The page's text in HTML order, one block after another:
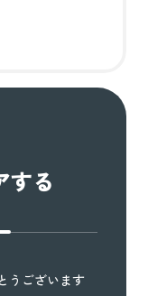
する
うございます